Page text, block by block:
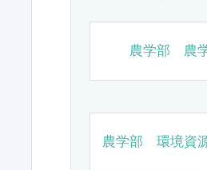
農学部 農
農学部 環境資